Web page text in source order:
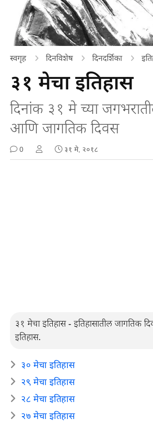
स्वगृह दिनविशेष दिनदर्शिका
३१ मेचा इतिहास
दिनांक ३१ मे च्या
आणि जागतिक दिवस
0 ३१ मे, २०१८
३१ मेचा इतिहास - इतिहासातील जागतिक
इतिहास.
३० मेचा इतिहास
२९ मेचा इतिहास
२८ मेचा इतिहास
२७ मेचा इतिहास